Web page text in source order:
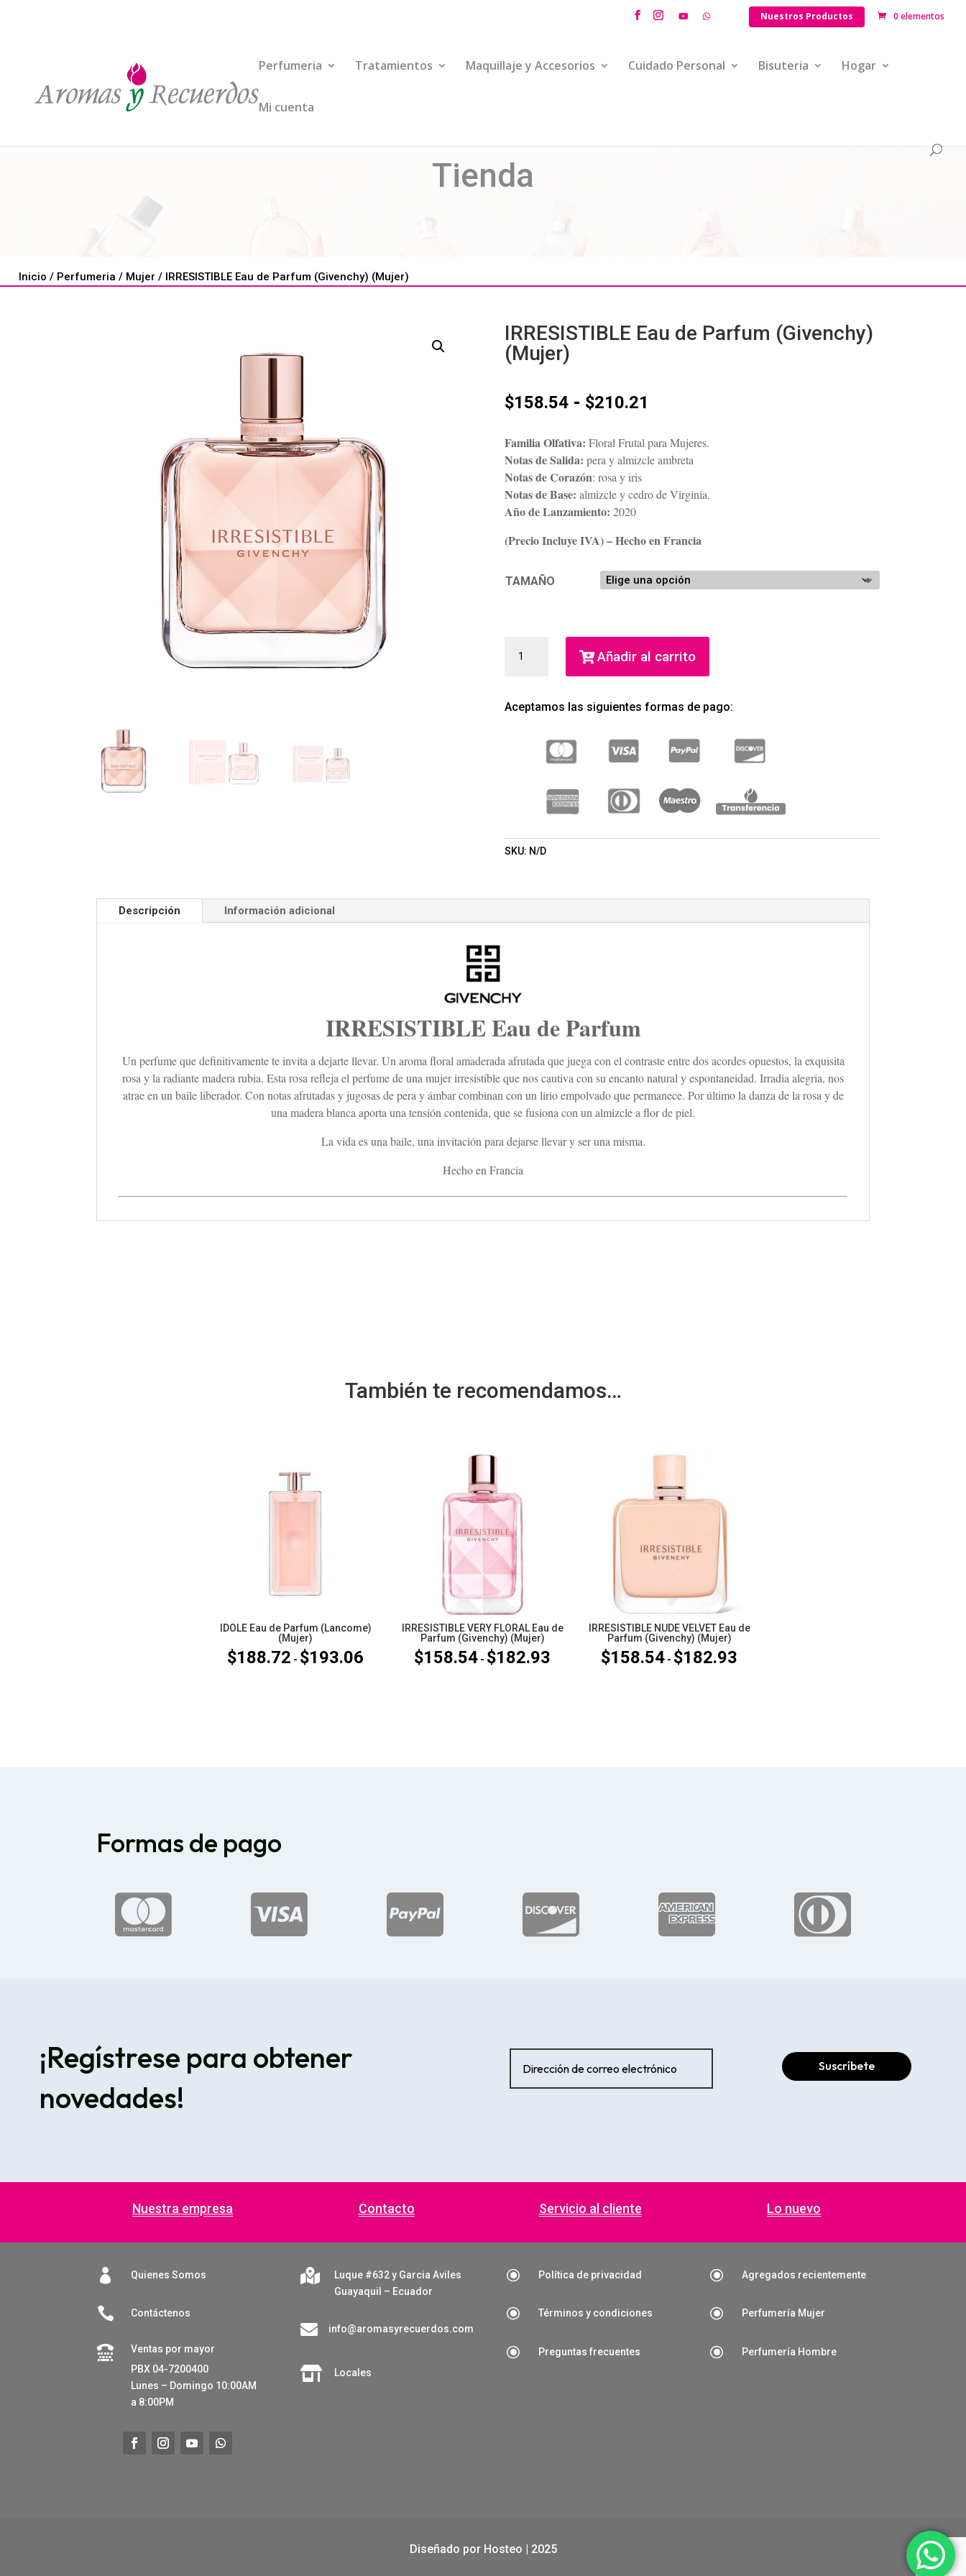
Nuestros Productos 0 elementos
Perfumeria Tratamientos Maquillaje y Accesorios Cuidado Personal Bisuteria Hogar
Mi cuenta
Tienda
Inicio / Perfumeria / Mujer / IRRESISTIBLE Eau de Parfum (Givenchy) (Mujer)
IRRESISTIBLE Eau de Parfum (Givenchy)
(Mujer)
$158.54 - $210.21
precios:
desde
$158.54
$210.21
Familia Olfativa: Floral Frutal para Mujeres.
Notas de Salida: pera y almizcle ambreta
Notas de Corazón: rosa y iris
Notas de Base: almizcle y cedro de Virginia.
Año de Lanzamiento: 2020
(Precio Incluye IVA) – Hecho en Francia
TAMAÑO
EAU
(GIVENCHY)
CANTIDAD
Añadir al carrito
Aceptamos las siguientes formas de pago:
SKU: N/D
Descripción Información adicional
IRRESISTIBLE Eau de Parfum
Un perfume que definitivamente te invita a dejarte llevar. Un aroma floral amaderada afrutada que juega con el contraste entre dos acordes opuestos, la exquisita
rosa y la radiante madera rubia. Esta rosa refleja el perfume de una mujer irresistible que nos cautiva con su encanto natural y espontaneidad. Irradia alegria, nos
atrae en un baile liberador. Con notas afrutadas y jugosas de pera y ámbar combinan con un lirio empolvado que permanece. Por último la danza de la rosa y de
una madera blanca aporta una tensión contenida, que se fusiona con un almizcle a flor de piel.
La vida es una baile, una invitación para dejarse llevar y ser una misma.
Hecho en Francia
También te recomendamos…
IDOLE Eau de Parfum (Lancome)
(Mujer)
$188.72 - $193.06
IRRESISTIBLE VERY FLORAL Eau de
Parfum (Givenchy) (Mujer)
$158.54 - $182.93
IRRESISTIBLE NUDE VELVET Eau de
Parfum (Givenchy) (Mujer)
$158.54 - $182.93
Formas de pago
     
¡Regístrese para obtener
novedades!
Suscríbete
Nuestra empresa Contacto Servicio al cliente Lo nuevo
 Quienes Somos
 Contáctenos

Ventas por mayor
PBX 04-7200400
Lunes – Domingo 10:00AM
a 8:00PM

Luque #632 y Garcia Aviles
Guayaquil – Ecuador
 info@aromasyrecuerdos.com
 Locales
\ Política de privacidad
\ Términos y condiciones
\ Preguntas frecuentes
\ Agregados recientemente
\ Perfumería Mujer
\ Perfumería Hombre
Diseñado por Hosteo | 2025